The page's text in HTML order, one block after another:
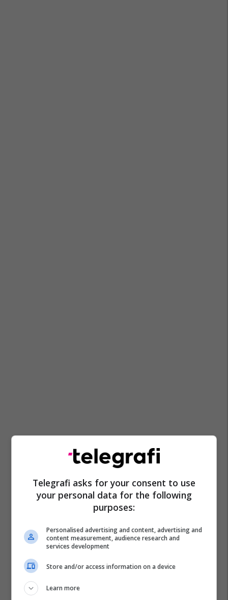
Telegrafi asks for your consent to use
your personal data for the following
purposes:
Personalised advertising and content, advertising and
content measurement, audience research and
services development
Store and/or access information on a device
Learn more